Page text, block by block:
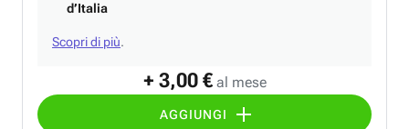
+ 3,00 € al mese
AGGIUNGI
d’Italia
Scopri di più.